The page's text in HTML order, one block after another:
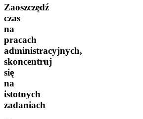
Zaoszczędź
czas
na
pracach
administracyjnych,
skoncentruj
się
na
istotnych
zadaniach